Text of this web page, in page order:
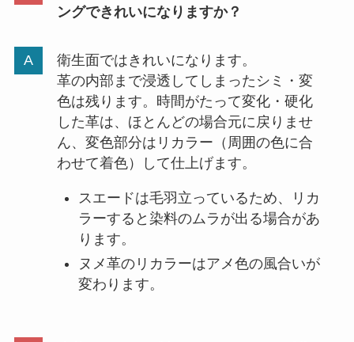
ングできれいになりますか？
衛生面ではきれいになります。
革の内部まで浸透してしまったシミ・変
色は残ります。時間がたって変化・硬化
した革は、ほとんどの場合元に戻りませ
ん、変色部分はリカラー（周囲の色に合
わせて着色）して仕上げます。
スエードは毛羽立っているため、リカ
ラーすると染料のムラが出る場合があ
ります。
ヌメ革のリカラーはアメ色の風合いが
変わります。